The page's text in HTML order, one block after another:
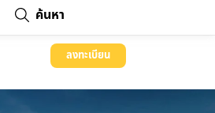
ค้นหา
ลงทะเบียน